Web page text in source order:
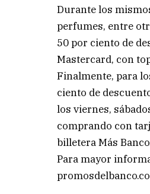
Durante los
perfumes, entre
50 por ciento de
Mastercard, con
Finalmente, para
ciento de
los viernes,
comprando con
billetera Más
Para mayor